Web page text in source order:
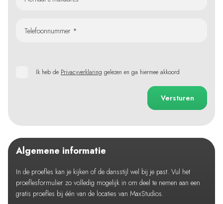
Algemene informatie
In de proefles kan je kijken of de dansstijl wel bij je past. Vul het
proeflesformulier zo volledig mogelijk in om deel te nemen aan een
gratis proefles bij één van de locaties van MaxStudios.
Telefoonnummer *
Ik heb de Privacyverklaring gelezen en ga hiermee akkoord
Versturen